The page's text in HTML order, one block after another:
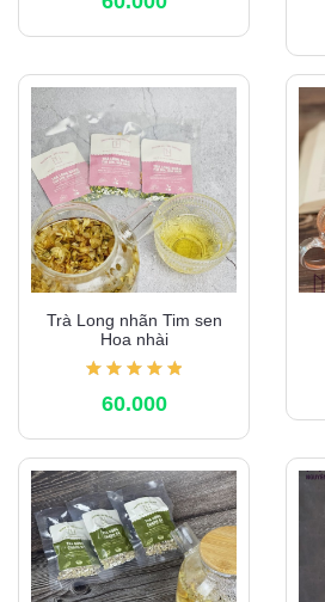
Trà Long nhãn Tim sen
Hoa nhài
60.000